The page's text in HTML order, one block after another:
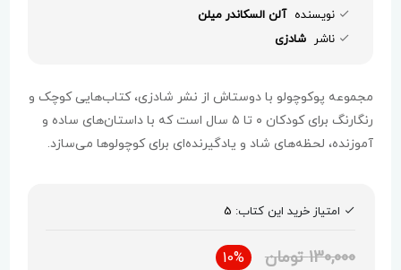
نویسنده آلن السکاندر میلن
ناشر شادزی
مجموعه پوکوچولو با دوستاش از نشر شادزی، کتاب‌هایی کوچک و
رنگارنگ برای کودکان ۰ تا ۵ سال است که با داستان‌های ساده و
آموزنده، لحظه‌های شاد و یادگیرنده‌ای برای کوچولوها می‌سازد.
امتیاز خرید این کتاب: 5
130,000 تومان 10%